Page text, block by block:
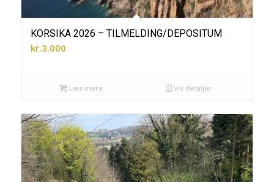
KORSIKA 2026 – TILMELDING/DEPOSITUM
kr.3.000
Læs mere Vis detaljer